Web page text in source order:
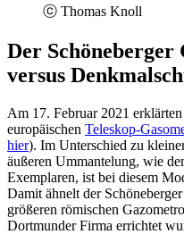
ⓒ Thomas Knoll
Der Schöneberger
versus
Am 17. Februar 2021
europäischen Teleskop-
hier). Im Unterschied zu
äußeren Ummantelung, wie
Exemplaren, ist bei diesem
Damit ähnelt der
größeren römischen
Dortmunder Firma errichtet